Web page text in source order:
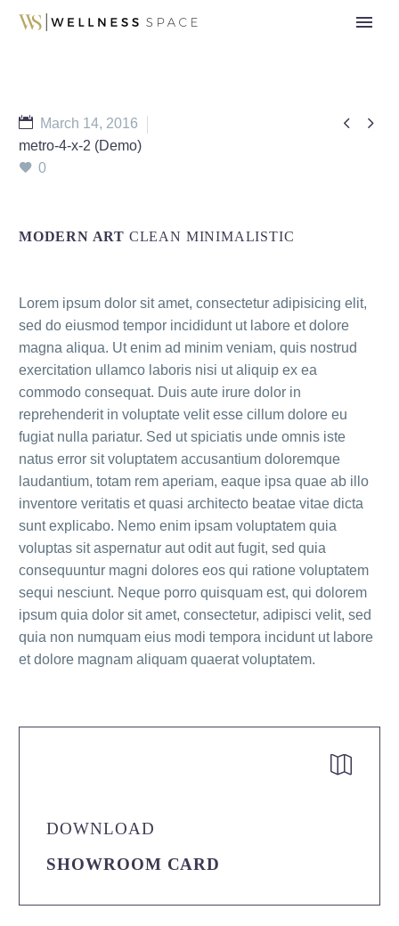
 
March 14, 2016
metro-4-x-2 (Demo)
0
MODERN ART CLEAN MINIMALISTIC
Lorem ipsum dolor sit amet, consectetur adipisicing elit,
sed do eiusmod tempor incididunt ut labore et dolore
magna aliqua. Ut enim ad minim veniam, quis nostrud
exercitation ullamco laboris nisi ut aliquip ex ea
commodo consequat. Duis aute irure dolor in
reprehenderit in voluptate velit esse cillum dolore eu
fugiat nulla pariatur. Sed ut spiciatis unde omnis iste
natus error sit voluptatem accusantium doloremque
laudantium, totam rem aperiam, eaque ipsa quae ab illo
inventore veritatis et quasi architecto beatae vitae dicta
sunt explicabo. Nemo enim ipsam voluptatem quia
voluptas sit aspernatur aut odit aut fugit, sed quia
consequuntur magni dolores eos qui ratione voluptatem
sequi nesciunt. Neque porro quisquam est, qui dolorem
ipsum quia dolor sit amet, consectetur, adipisci velit, sed
quia non numquam eius modi tempora incidunt ut labore
et dolore magnam aliquam quaerat voluptatem.


DOWNLOAD
SHOWROOM CARD